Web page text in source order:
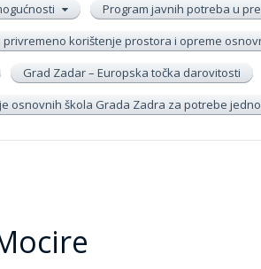
Program javnih potreba u
privremeno korištenje prostora i opreme
Grad Zadar – Europska točka darovitosti
osnovnih škola Grada Zadra za potrebe